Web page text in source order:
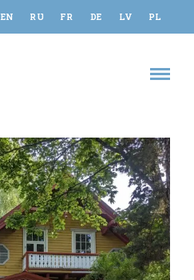
EN RU FR DE LV PL